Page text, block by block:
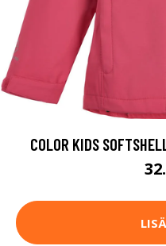
COLOR KIDS